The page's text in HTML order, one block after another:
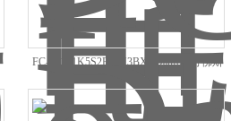
FC-051P1K5S2E20H3BXCDanfoss丹佛斯
变频器132F0005